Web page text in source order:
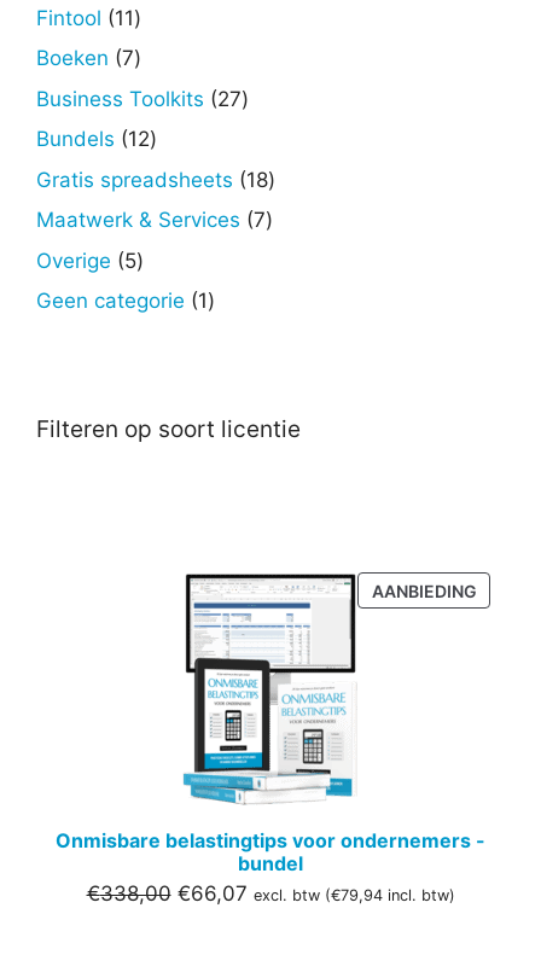
Fintool 1111
producten
Boeken 77
producten
Business Toolkits 2727
Bundels 1212
producten
Gratis spreadsheets 1818
producten
Maatwerk & Services 77
Overige 55
producten
Geen categorie 11
Filteren op soort licentie
AANBIEDING
IN
Onmisbare belastingtips voor ondernemers -
bundel
€338,00 Oorspronkelijke
€66,07Huidige
excl. btw (€79,94incl. btw)